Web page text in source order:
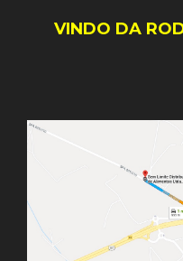
VINDO DA